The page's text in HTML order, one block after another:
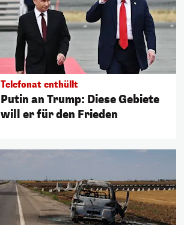
Telefonat enthüllt
Putin an Trump: Diese Gebiete
will er für den Frieden